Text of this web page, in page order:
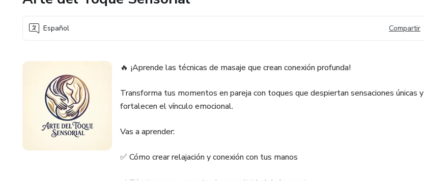
Español Compartir
🔥 ¡Aprende las técnicas de masaje que crean conexión profunda!
Transforma tus momentos en pareja con toques que despiertan sensaciones únicas y
fortalecen el vínculo emocional.
Vas a aprender:
✅ Cómo crear relajación y conexión con tus manos